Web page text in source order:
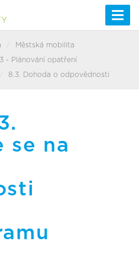
Městská mobilita
- Plánování opatření
8.3. Dohoda o odpovědnosti
se na